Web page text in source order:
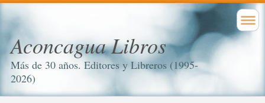
Aconcagua Libros
Más de 30 años. Editores y Libreros (1995-
2026)